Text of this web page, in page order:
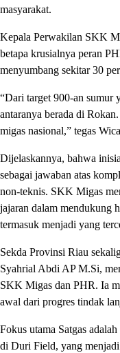
masyarakat.
Kepala Perwakilan SKK
betapa krusialnya peran
menyumbang sekitar 30
“Dari target 900-an sumur
antaranya berada di
migas nasional,” tegas
Dijelaskannya, bahwa
sebagai jawaban atas
non-teknis. SKK Migas
jajaran dalam mendukung
termasuk menjadi yang
Sekda Provinsi Riau
Syahrial Abdi AP M.Si,
SKK Migas dan PHR. Ia
awal dari progres tindak
Fokus utama Satgas
di Duri Field, yang menjadi